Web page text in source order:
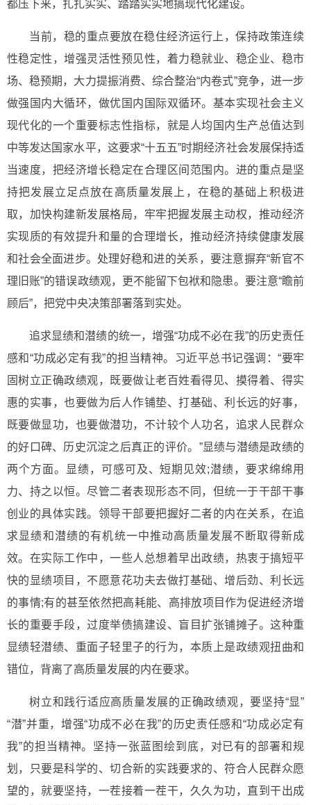
都压下来，扎扎实实、踏踏实实地搞现代化建设。
当前，稳的重点要放在稳住经济运行上，保持政策连续
性稳定性，增强灵活性预见性，着力稳就业、稳企业、稳市
场、稳预期，大力提振消费、综合整治“内卷式”竞争，进一步
做强国内大循环，做优国内国际双循环。基本实现社会主义
现代化的一个重要标志性指标，就是人均国内生产总值达到
中等发达国家水平，这要求“十五五”时期经济社会发展保持适
当速度，把经济增长稳定在合理区间范围内。进的重点是坚
持把发展立足点放在高质量发展上，在稳的基础上积极进
取，加快构建新发展格局，牢牢把握发展主动权，推动经济
实现质的有效提升和量的合理增长，推动经济持续健康发展
和社会全面进步。处理好稳和进的关系，要注意摒弃“新官不
理旧账”的错误政绩观，更不能留下包袱和隐患。要注意“瞻前
顾后”，把党中央决策部署落到实处。
追求显绩和潜绩的统一，增强“功成不必在我”的历史责任
感和“功成必定有我”的担当精神。习近平总书记强调：“要牢
固树立正确政绩观，既要做让老百姓看得见、摸得着、得实
惠的实事，也要做为后人作铺垫、打基础、利长远的好事，
既要做显功，也要做潜功，不计较个人功名，追求人民群众
的好口碑、历史沉淀之后真正的评价。”显绩与潜绩是政绩的
两个方面。显绩，可感可及、短期见效;潜绩，要求绵绵用
力、持之以恒。尽管二者表现形态不同，但统一于干部干事
创业的具体实践。领导干部要把握好二者的内在关系，在追
求显绩和潜绩的有机统一中推动高质量发展不断取得新成
效。在实际工作中，一些人总想着早出政绩，热衷于搞短平
快的显绩项目，不愿意花功夫去做打基础、增后劲、利长远
的事情;有的甚至依然把高耗能、高排放项目作为促进经济增
长的重要手段，过度举债搞建设、盲目扩张铺摊子。这种重
显绩轻潜绩、重面子轻里子的行为，本质上是政绩观扭曲和
错位，背离了高质量发展的内在要求。
树立和践行适应高质量发展的正确政绩观，要坚持“显”
“潜”并重，增强“功成不必在我”的历史责任感和“功成必定有
我”的担当精神。坚持一张蓝图绘到底，对已有的部署和规
划，只要是科学的、切合新的实践要求的、符合人民群众愿
望的，就要坚持，一茬接着一茬干，久久为功，直到干出成